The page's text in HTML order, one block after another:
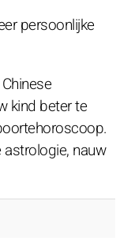
persoonlijke
kind beter te
nauw